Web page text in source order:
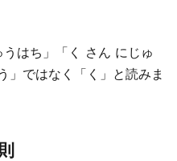
はち」「く さん にじゅ
」ではなく「く」と読みま